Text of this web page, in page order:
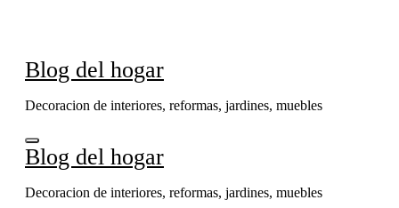
Blog del hogar
Decoracion de interiores, reformas, jardines, muebles
Blog del hogar
Decoracion de interiores, reformas, jardines, muebles